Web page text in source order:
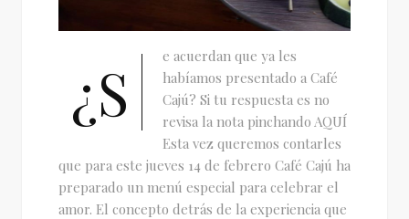
¿S
e acuerdan que ya les
habíamos presentado a Café
Cajú? Si tu respuesta es no
revisa la nota pinchando AQUÍ
Esta vez queremos contarles
que para este jueves 14 de febrero Café Cajú ha
preparado un menú especial para celebrar el
amor. El concepto detrás de la experiencia que